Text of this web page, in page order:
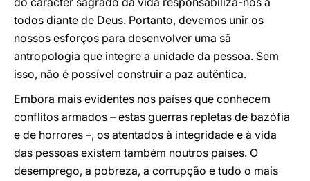
todos diante de Deus. Portanto, devemos unir os
nossos esforços para desenvolver uma sã
antropologia que integre a unidade da pessoa. Sem
isso, não é possível construir a paz autêntica.
Embora mais evidentes nos países que conhecem
conflitos armados – estas guerras repletas de bazófia
e de horrores –, os atentados à integridade e à vida
das pessoas existem também noutros países. O
desemprego, a pobreza, a corrupção e tudo o mais